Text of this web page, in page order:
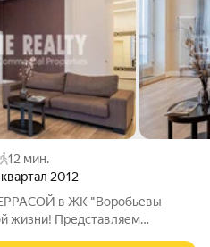
12 мин.
квартал 2012
в ЖК "Воробьевы